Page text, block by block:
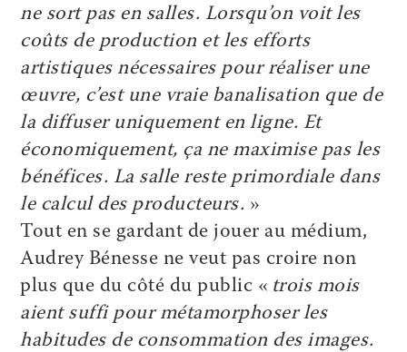
ne sort pas en salles. Lorsqu’on voit les
coûts de production et les efforts
artistiques nécessaires pour réaliser une
œuvre, c’est une vraie banalisation que de
la diffuser uniquement en ligne. Et
économiquement, ça ne maximise pas les
bénéfices. La salle reste primordiale dans
le calcul des producteurs. »
Tout en se gardant de jouer au médium,
Audrey Bénesse ne veut pas croire non
plus que du côté du public « trois mois
aient suffi pour métamorphoser les
habitudes de consommation des images.